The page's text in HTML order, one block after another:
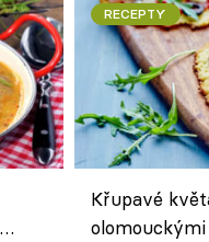
RECEPTY
Křupavé